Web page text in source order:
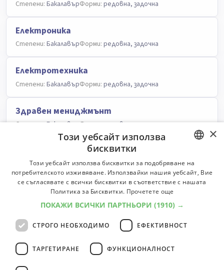
Степени: БакалавърФорми: редовна, задочна
Електроника
Степени: БакалавърФорми: редовна, задочна
Електротехника
Степени: БакалавърФорми: редовна, задочна
Здравен мениджмънт
Степени:БакалавърФорми:редовна, задочна
Индустриален мениджмънт
Степени: Бакалавър, МагистърФорми:редовна, задочна
История и психология
Степени:Бакалавър, МагистърФорми:редовна, задочна
Компютърни системи и технологии
Степени:Бакалавър Форми:редовна, задочна
BULGARIAN
ENGLISH
×
Този уебсайт използва
бисквитки
Този уебсайт използва бисквитки за подобряване на
потребителското изживяване. Използвайки нашия уебсайт, Вие
се съгласявате с всички бисквитки в съответствие с нашата
Политика за Бисквитки. Прочетете още
ПОКАЖИ ВСИЧКИ ПАРТНЬОРИ (1910) →
СТРОГО НЕОБХОДИМО ЕФЕКТИВНОСТ
ТАРГЕТИРАНЕ ФУНКЦИОНАЛНОСТ